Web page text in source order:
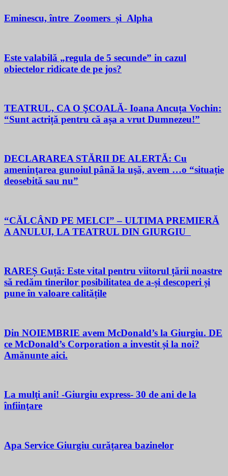
Eminescu, între Zoomers și Alpha
Este valabilă „regula de 5 secunde” in cazul
obiectelor ridicate de pe jos?
TEATRUL, CA O ŞCOALĂ- Ioana Ancuța Vochin:
“Sunt actriță pentru că așa a vrut Dumnezeu!”
DECLARAREA STĂRII DE ALERTĂ: Cu
ameninţarea gunoiul până la uşă, avem …o “situație
deosebită sau nu”
“CĂLCÂND PE MELCI” – ULTIMA PREMIERĂ
A ANULUI, LA TEATRUL DIN GIURGIU
RAREȘ Guță: Este vital pentru viitorul țării noastre
să redăm tinerilor posibilitatea de a-și descoperi și
pune în valoare calitățile
Din NOIEMBRIE avem McDonald’s la Giurgiu. DE
ce McDonald’s Corporation a investit și la noi?
Amănunte aici.
La mulţi ani! -Giurgiu express- 30 de ani de la
înfiinţare
Apa Service Giurgiu curățarea bazinelor